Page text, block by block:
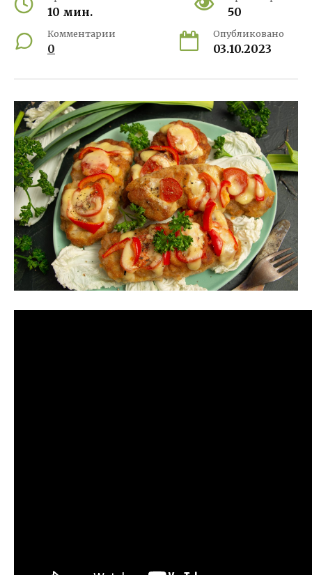
10 мин. 50
Комментарии
0
Опубликовано
03.10.2023